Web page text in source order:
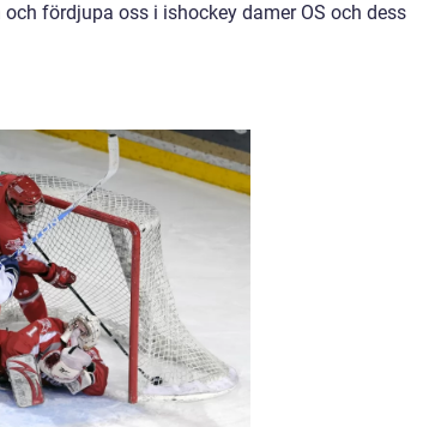
fördjupa oss i ishockey damer OS och dess